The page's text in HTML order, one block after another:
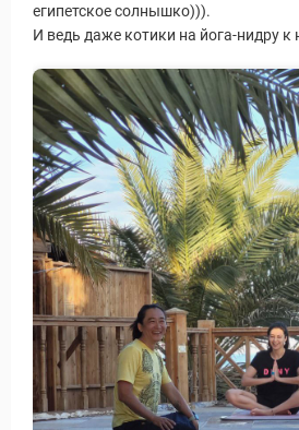
египетское солнышко))).
И ведь даже котики на йога-нидру к